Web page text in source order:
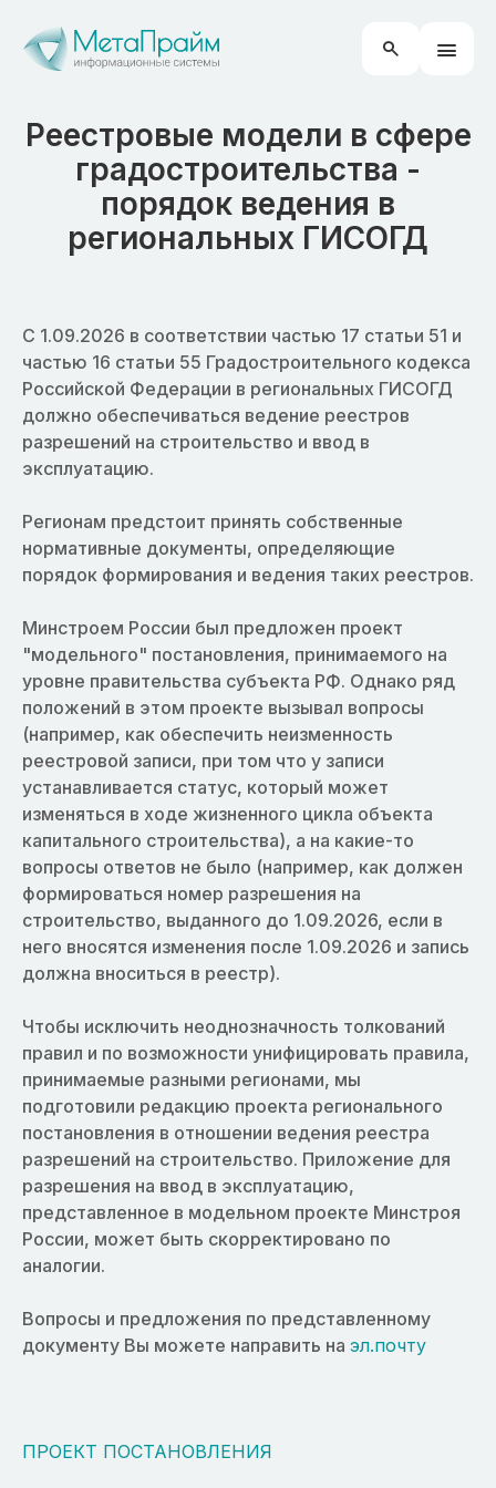
Реестровые модели в сфере
градостроительства -
порядок ведения в
региональных ГИСОГД
С 1.09.2026 в соответствии частью 17 статьи 51 и
частью 16 статьи 55 Градостроительного кодекса
Российской Федерации в региональных ГИСОГД
должно обеспечиваться ведение реестров
разрешений на строительство и ввод в
эксплуатацию.
Регионам предстоит принять собственные
нормативные документы, определяющие
порядок формирования и ведения таких реестров.
Минстроем России был предложен проект
"модельного" постановления, принимаемого на
уровне правительства субъекта РФ. Однако ряд
положений в этом проекте вызывал вопросы
(например, как обеспечить неизменность
реестровой записи, при том что у записи
устанавливается статус, который может
изменяться в ходе жизненного цикла объекта
капитального строительства), а на какие-то
вопросы ответов не было (например, как должен
формироваться номер разрешения на
строительство, выданного до 1.09.2026, если в
него вносятся изменения после 1.09.2026 и запись
должна вноситься в реестр).
Чтобы исключить неоднозначность толкований
правил и по возможности унифицировать правила,
принимаемые разными регионами, мы
подготовили редакцию проекта регионального
постановления в отношении ведения реестра
разрешений на строительство. Приложение для
разрешения на ввод в эксплуатацию,
представленное в модельном проекте Минстроя
России, может быть скорректировано по
аналогии.
Вопросы и предложения по представленному
документу Вы можете направить на эл.почту
ПРОЕКТ ПОСТАНОВЛЕНИЯ